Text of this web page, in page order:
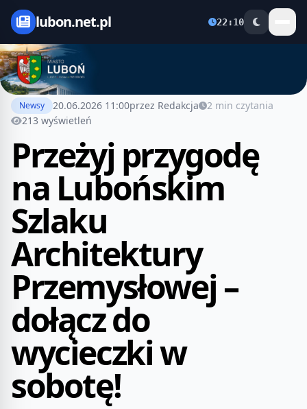
lubon.net.pl 22:10
Newsy 20.06.2026 11:00przez Redakcja
2 min czytania
213 wyświetleń
Przeżyj przygodę
na Lubońskim
Szlaku
Architektury
Przemysłowej –
dołącz do
wycieczki w
sobotę!